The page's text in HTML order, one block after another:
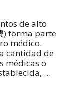
de alto
) forma parte
médico.
cantidad de
médicas o
…